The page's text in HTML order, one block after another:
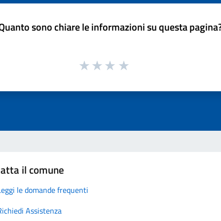
sono chiare le informazioni su questa
il comune
le domande frequenti
Assistenza